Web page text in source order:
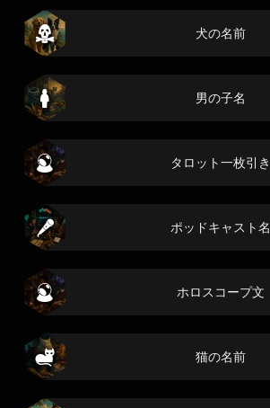
犬の名前
男の子名
タロット一枚引き
ポッドキャスト名
ホロスコープ文
猫の名前